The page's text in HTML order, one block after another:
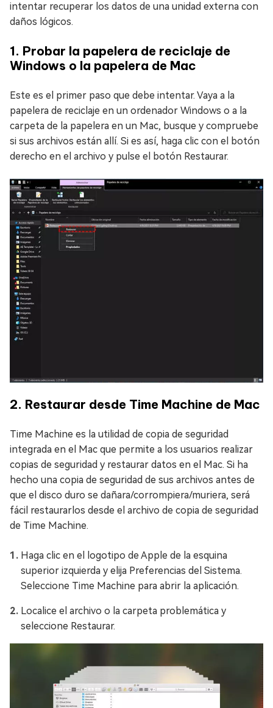
intentar recuperar los datos de una unidad externa con
daños lógicos.
1. Probar la papelera de reciclaje de
Windows o la papelera de Mac
Este es el primer paso que debe intentar. Vaya a la
papelera de reciclaje en un ordenador Windows o a la
carpeta de la papelera en un Mac, busque y compruebe
si sus archivos están allí. Si es así, haga clic con el botón
derecho en el archivo y pulse el botón Restaurar.
2. Restaurar desde Time Machine de Mac
Time Machine es la utilidad de copia de seguridad
integrada en el Mac que permite a los usuarios realizar
copias de seguridad y restaurar datos en el Mac. Si ha
hecho una copia de seguridad de sus archivos antes de
que el disco duro se dañara/corrompiera/muriera, será
fácil restaurarlos desde el archivo de copia de seguridad
de Time Machine.
Haga clic en el logotipo de Apple de la esquina
superior izquierda y elija Preferencias del Sistema.
Seleccione Time Machine para abrir la aplicación.
Localice el archivo o la carpeta problemática y
seleccione Restaurar.